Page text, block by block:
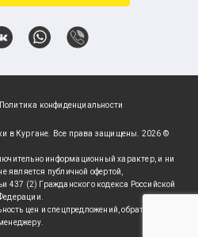
в Кургане. Все права защищены. 2026 ©
информационный характер, и ни
является публичной офертой,
437 (2) Гражданского кодекса Российской
цен и спецпредложений, обратившись к
Политика конфиденциальности